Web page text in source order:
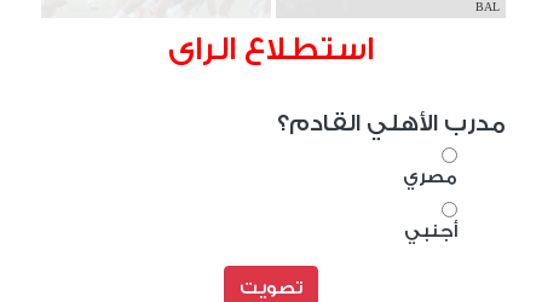
BAL
استطلاع الراى
مدرب الأهلي القادم؟
مصري
أجنبي
تصويت